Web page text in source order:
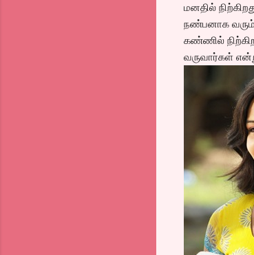
மனதில்
நண்பனாக வரும்
கண்ணில்
வருவார்கள்